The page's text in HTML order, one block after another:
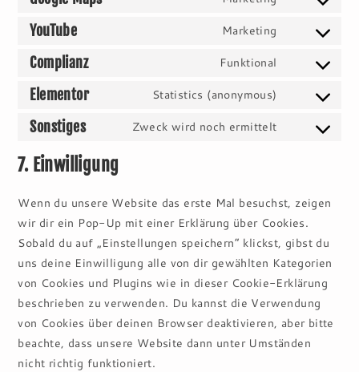
google-
google-
Consent
google-
YouTube Marketing
Consent
youtube
Complianz Funktional
Consent
complianz
Elementor Statistics (anonymous)
Consent
Sonstiges Zweck wird noch ermittelt
Consent
sonstiges
7. Einwilligung
Wenn du unsere Website das erste Mal besuchst, zeigen
wir dir ein Pop-Up mit einer Erklärung über Cookies.
Sobald du auf „Einstellungen speichern“ klickst, gibst du
uns deine Einwilligung alle von dir gewählten Kategorien
von Cookies und Plugins wie in dieser Cookie-Erklärung
beschrieben zu verwenden. Du kannst die Verwendung
von Cookies über deinen Browser deaktivieren, aber bitte
beachte, dass unsere Website dann unter Umständen
nicht richtig funktioniert.